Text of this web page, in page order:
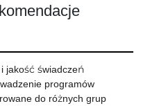
jakość świadczeń
programów
do różnych grup